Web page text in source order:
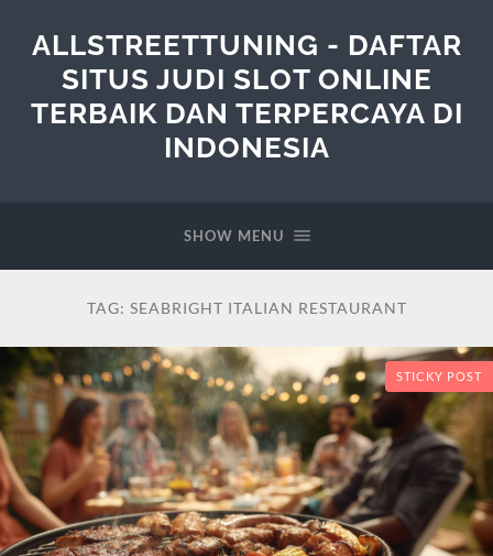
ALLSTREETTUNING - DAFTAR
SITUS JUDI SLOT ONLINE
TERBAIK DAN TERPERCAYA DI
INDONESIA
SHOW MENU
TAG: SEABRIGHT ITALIAN RESTAURANT
STICKY POST